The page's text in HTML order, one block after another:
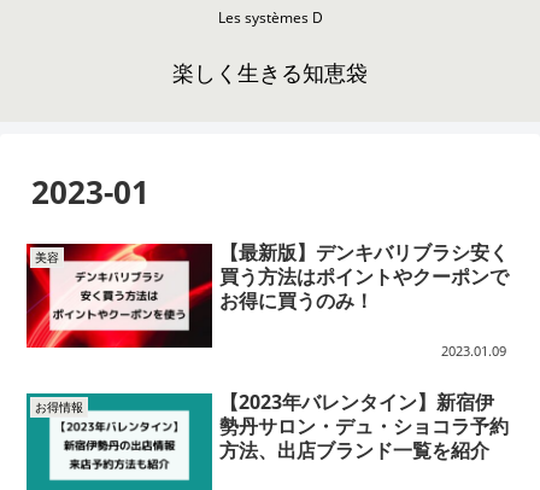
Les systèmes D
楽しく生きる知恵袋
2023-01
美容
【最新版】デンキバリブラシ安く
買う方法はポイントやクーポンで
お得に買うのみ！
2023.01.09
お得情報
【2023年バレンタイン】新宿伊
勢丹サロン・デュ・ショコラ予約
方法、出店ブランド一覧を紹介